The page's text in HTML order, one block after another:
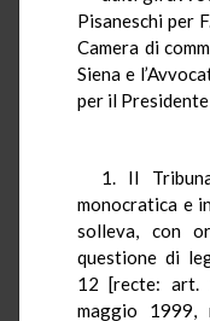
Pisaneschi per
Camera di
Siena e
per il
1. Il
monocratica e
solleva, con
questione di
12 [recte: art.
maggio